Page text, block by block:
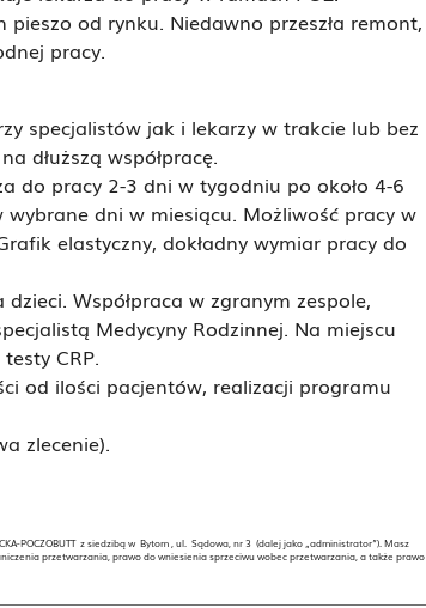
od rynku. Niedawno przeszła remont,
pracy.
specjalistów jak i lekarzy w trakcie lub bez
dłuższą współpracę.
do pracy 2-3 dni w tygodniu po około 4-6
dni w miesiącu. Możliwość pracy w
elastyczny, dokładny wymiar pracy do
Współpraca w zgranym zespole,
Medycyny Rodzinnej. Na miejscu
CRP.
od ilości pacjentów, realizacji programu
zlecenie).
POCZOBUTT z siedzibą w Bytom , ul. Sądowa, nr 3 (dalej jako „administrator”). Masz
przetwarzania, prawo do wniesienia sprzeciwu wobec przetwarzania, a także prawo